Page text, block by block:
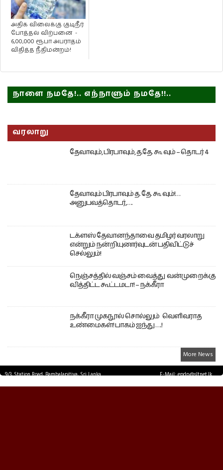
அதிக விலைக்கு குடிநீர்
போத்தல் விற்பனை -
6,00,000 ரூபா அபராதம்
விதித்த நீதிமன்றம்!
நாளை நமதே!.. எந்நாளும் நமதே!!..
வரலாறு
தேவாவும், பிரபாவும், த.தே. கூ வும் – தொடர் 4
தேவாவும் பிரபாவும் த. தே. கூ வும்!…
அனுபவத்தொடர்,….
டக்ளஸ் தேவானந்தாவை தமிழர் வரலாறு
என்றும் நன்றியுணர்வுடன் பதிவிட்டுச்
செல்லும்!
நெஞ்சத்தில் வஞ்சம் வைத்து வன்முறைக்கு
வித்திட்ட கூட்டமடா! – நக்கீரா
நக்கீரா முகநூல் சொல்லும் வெளிவராத
உண்மைகள்! பாகம் ஐந்து ….!
More News
9/3, Station Road, Bambalapitiya, Sri Lanka.
E-Mail: epdp@sltnet.lk